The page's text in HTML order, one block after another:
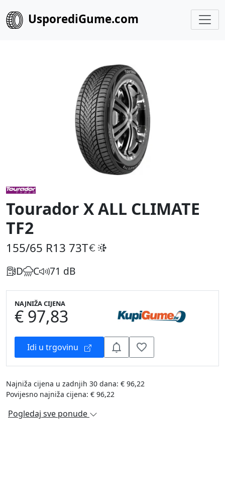
UsporediGume.com
Tourador X ALL CLIMATE
TF2
155/65 R13 73T
D C 71 dB
NAJNIŽA CIJENA
€ 97,83
Idi u trgovinu
Najniža cijena u zadnjih 30 dana: € 96,22
Povijesno najniža cijena: € 96,22
Pogledaj sve ponude